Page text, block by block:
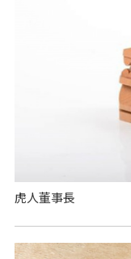
虎人董事長